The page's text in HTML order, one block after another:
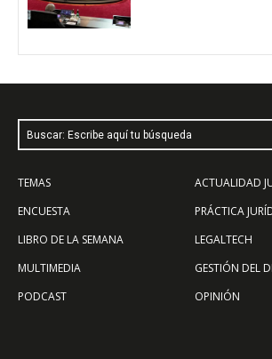
Buscar: Escribe aquí tu búsqueda
TEMAS
ENCUESTA
LIBRO DE LA SEMANA
MULTIMEDIA
PODCAST
ACTUALIDAD
PRÁCTICA
LEGALTECH
GESTIÓN DEL
OPINIÓN